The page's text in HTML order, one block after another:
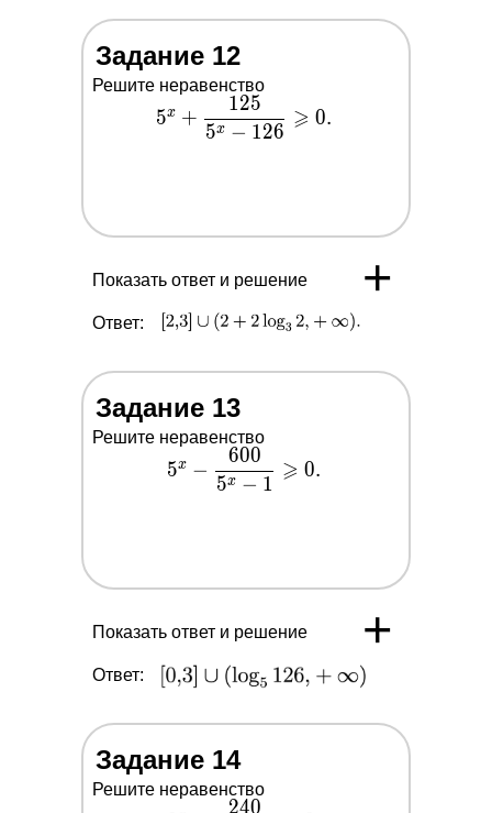
Задание 12
Решите неравенство
5^x+\dfrac{125}
{5^x-126}
5x +
5x − 126
125
⩾ 0.
Показать ответ и решение +
Ответ:
Задание 13
Решите неравенство
5^x-
\dfrac{600}
5x −
5x − 1
600
⩾ 0.
Показать ответ и решение +
Ответ:
Задание 14
Решите неравенство
240